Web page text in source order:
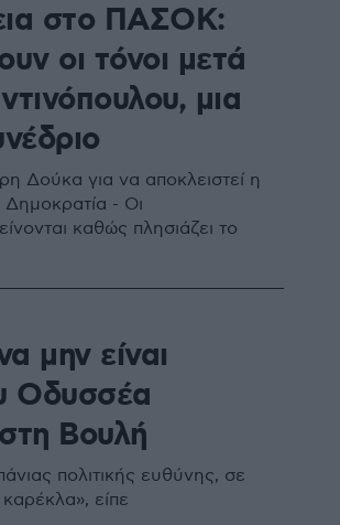
στο ΠΑΣΟΚ:
οι τόνοι μετά
μια
Δούκα για να αποκλειστεί η
- Οι
καθώς πλησιάζει το
μην είναι
Οδυσσέα
Βουλή
πολιτικής ευθύνης, σε
είπε